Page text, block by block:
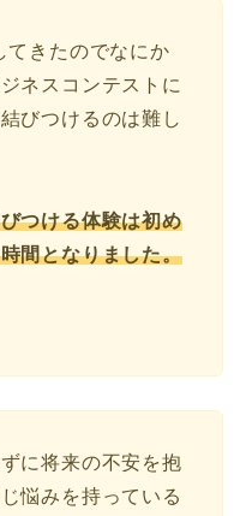
てきたのでなにか
ネスコンテストに
びつけるのは難し
つける体験は初め
間となりました。
に将来の不安を抱
悩みを持っている